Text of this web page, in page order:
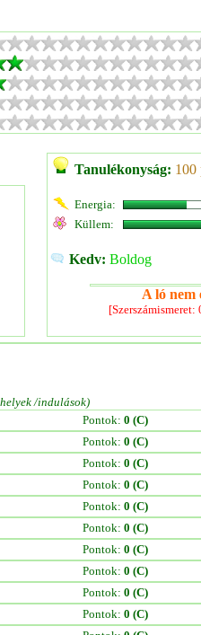
Tanulékonyság: 100
Energia:
Küllem:
Kedv: Boldog
A ló nem
/indulások)
Pontok: 0 (C)
Pontok: 0 (C)
Pontok: 0 (C)
Pontok: 0 (C)
Pontok: 0 (C)
Pontok: 0 (C)
Pontok: 0 (C)
Pontok: 0 (C)
Pontok: 0 (C)
Pontok: 0 (C)